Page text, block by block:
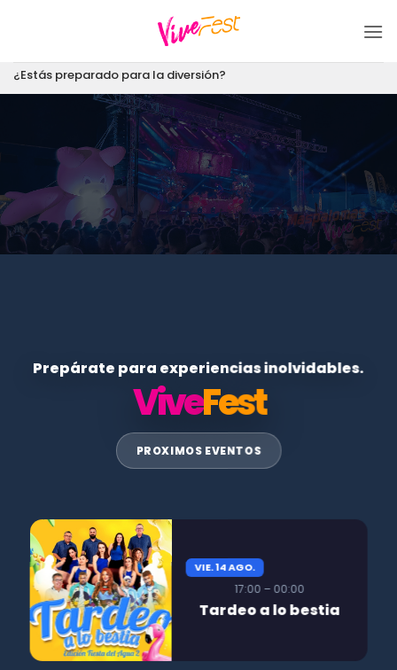
¿Estás preparado para la diversión?
Prepárate para experiencias inolvidables.
ViveFest
PROXIMOS EVENTOS
VIE. 14 AGO.
17:00 – 00:00
Tardeo a lo bestia